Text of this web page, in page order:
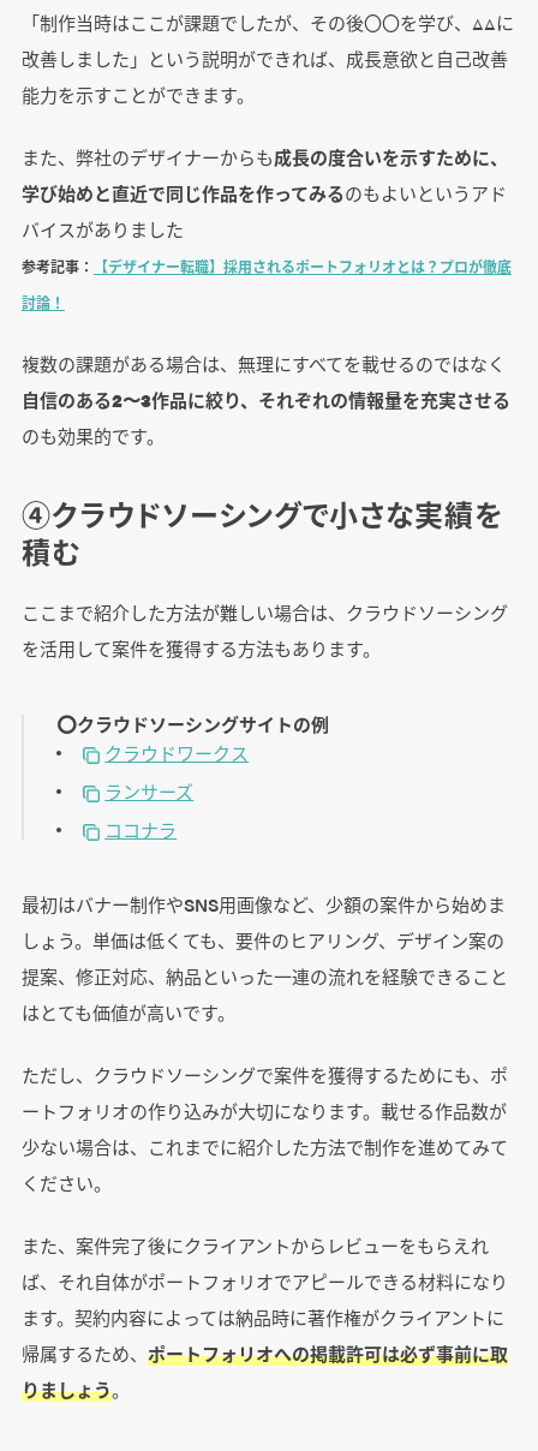
「制作当時はここが課題でしたが、その後〇〇を学び、△△に
改善しました」という説明ができれば、成長意欲と自己改善
能力を示すことができます。
また、弊社のデザイナーからも成長の度合いを示すために、
学び始めと直近で同じ作品を作ってみるのもよいというアド
バイスがありました
参考記事：
【デザイナー転職】採用されるポートフォリオとは？プロが徹底
討論！
複数の課題がある場合は、無理にすべてを載せるのではなく
自信のある2〜3作品に絞り、それぞれの情報量を充実させる
のも効果的です。
④クラウドソーシングで小さな実績を
積む
ここまで紹介した方法が難しい場合は、クラウドソーシング
を活用して案件を獲得する方法もあります。
⭕️クラウドソーシングサイトの例
クラウドワークス
ランサーズ
ココナラ
最初はバナー制作やSNS用画像など、少額の案件から始めま
しょう。単価は低くても、要件のヒアリング、デザイン案の
提案、修正対応、納品といった一連の流れを経験できること
はとても価値が高いです。
ただし、クラウドソーシングで案件を獲得するためにも、ポ
ートフォリオの作り込みが大切になります。載せる作品数が
少ない場合は、これまでに紹介した方法で制作を進めてみて
ください。
また、案件完了後にクライアントからレビューをもらえれ
ば、それ自体がポートフォリオでアピールできる材料になり
ます。契約内容によっては納品時に著作権がクライアントに
帰属するため、 ポートフォリオへの掲載許可は必ず事前に取
りましょう。